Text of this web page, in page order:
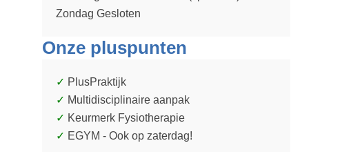
Zondag Gesloten
Onze pluspunten
PlusPraktijk
Multidisciplinaire aanpak
Keurmerk Fysiotherapie
EGYM - Ook op zaterdag!